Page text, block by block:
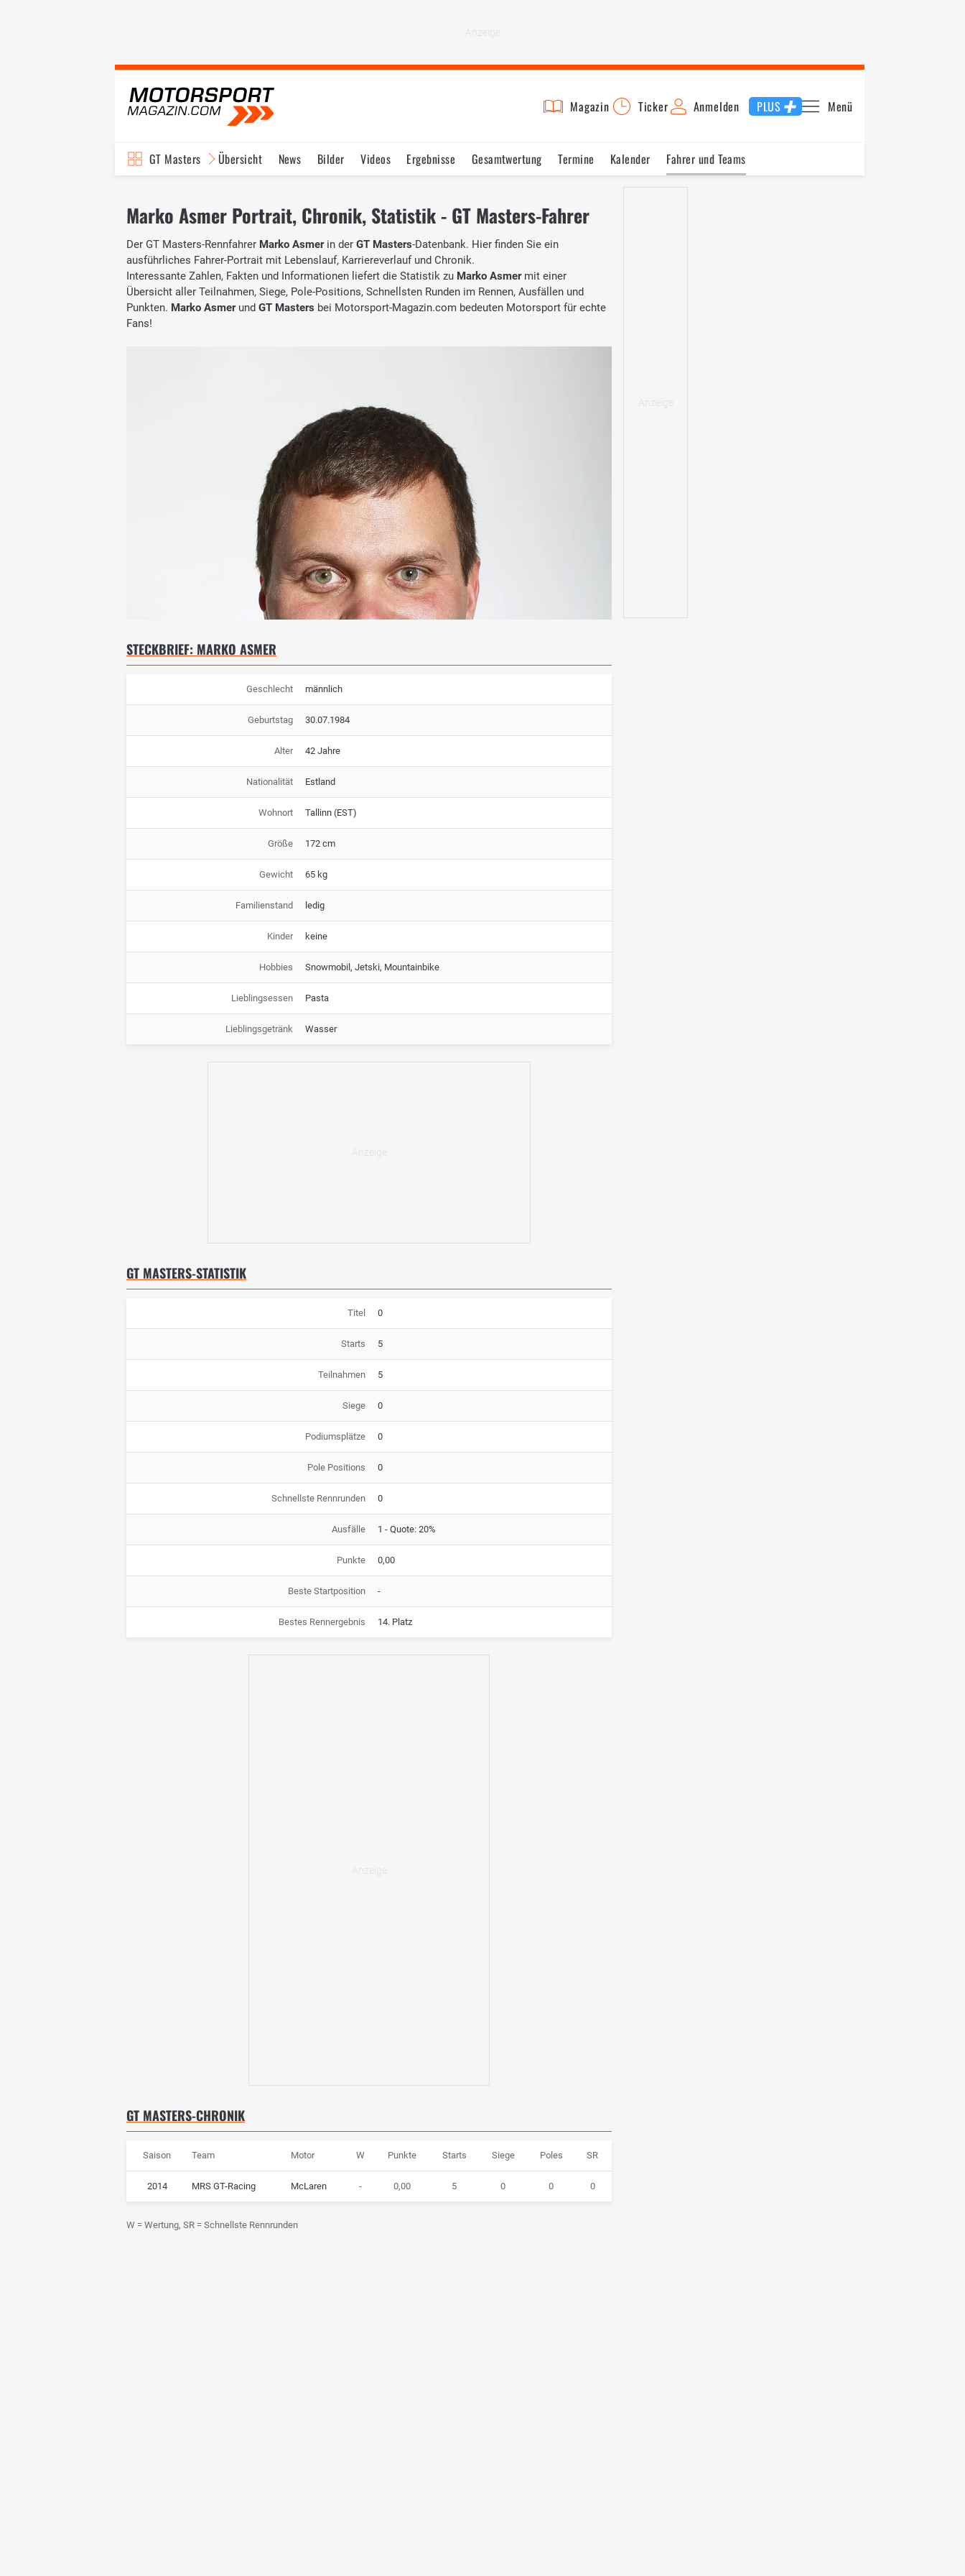
Magazin Ticker Anmelden PLUS Menü
GT Masters Übersicht News Bilder Videos Ergebnisse Gesamtwertung Termine Kalender Fahrer und Teams
Marko Asmer Portrait, Chronik, Statistik - GT Masters-Fahrer
Der GT Masters-Rennfahrer Marko Asmerin der GT Masters-Datenbank. Hier finden Sie ein
ausführliches Fahrer-Portrait mit Lebenslauf, Karriereverlauf und Chronik.
Interessante Zahlen, Fakten und Informationen liefert die Statistik zu Marko Asmermit einer
Übersicht aller Teilnahmen, Siege, Pole-Positions, Schnellsten Runden im Rennen, Ausfällen und
Punkten. Marko Asmerund GT Masters bei Motorsport-Magazin.com bedeuten Motorsport für echte
Fans!
STECKBRIEF: MARKO ASMER
Geschlecht männlich
Geburtstag 30.07.1984
Alter 42 Jahre
Nationalität Estland
Wohnort Tallinn (EST)
Größe 172 cm
Gewicht 65 kg
Familienstand ledig
Kinder keine
Hobbies Snowmobil, Jetski, Mountainbike
Lieblingsessen Pasta
Lieblingsgetränk Wasser
GT MASTERS-STATISTIK
Titel 0
Starts 5
Teilnahmen 5
Siege 0
Podiumsplätze 0
Pole Positions 0
Schnellste Rennrunden 0
Ausfälle 1 - Quote: 20%
Punkte 0,00
Beste Startposition -
Bestes Rennergebnis 14. Platz
GT MASTERS-CHRONIK
Saison Team Motor W Punkte Starts Siege Poles SR
2014 MRS GT-Racing McLaren - 0,00 5 0 0 0
W = Wertung, SR = Schnellste Rennrunden